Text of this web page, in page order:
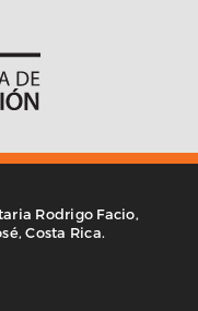
Rodrigo Facio,
Costa Rica.